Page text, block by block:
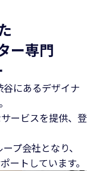
ー専門
にあるデザイナ
ービスを提供、 登
プ会社となり、
ートしています。